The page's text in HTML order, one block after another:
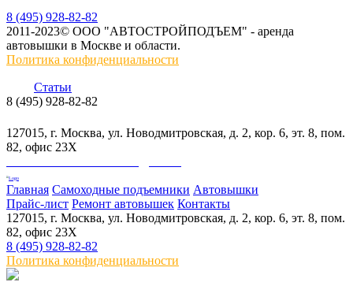
8 (495) 928-82-82
2011-2023© ООО "АВТОСТРОЙПОДЪЕМ" - аренда
автовышки в Москве и области.
Политика конфиденциальности
Статьи
8 (495) 928-82-82
127015, г. Москва, ул. Новодмитровская, д. 2, кор. 6, эт. 8, пом.
82, офис 23Х
Главная Самоходные подъемники Автовышки
Прайс-лист Ремонт автовышек Контакты
127015, г. Москва, ул. Новодмитровская, д. 2, кор. 6, эт. 8, пом.
82, офис 23Х
8 (495) 928-82-82
Политика конфиденциальности